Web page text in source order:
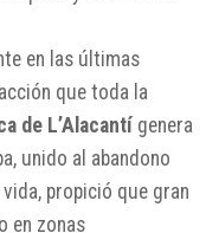
en las últimas
que toda la
de L’Alacantí genera
unido al abandono
propició que gran
en zonas